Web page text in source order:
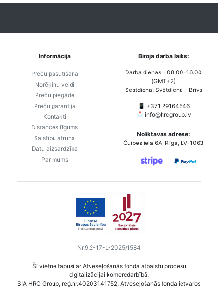
Informācija
Preču pasūtīšana
Norēķinu veidi
Preču piegāde
Preču garantija
Kontakti
Distances līgums
Saistību atruna
Datu aizsardzība
Par mums
Biroja darba laiks:
Darba dienas - 08.00-16.00
(GMT+2)
Sestdiena, Svētdiena - Brīvs
📱 +371 29164546
📩 info@hrcgroup.lv
Noliktavas adrese:
Čuibes iela 6A, Rīga, LV-1063
Nr.9.2-17-L-2025/1584
Šī vietne tapusi ar Atveseļošanās fonda atbalstu procesu
digitalizācijai komercdarbībā.
SIA HRC Group, reģ.nr.40203141752, Atveseļošanās fonda ietvaros